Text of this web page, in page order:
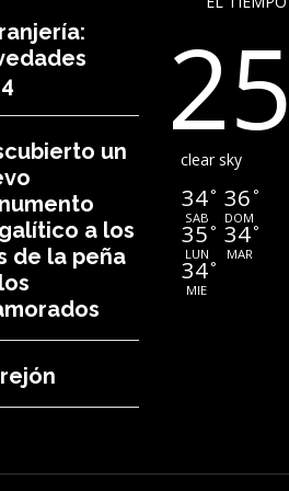
un
a los
de la peña
25
clear sky
34°
SAB
36 °
DOM
35 °
LUN
34°
MAR
34°
MIE